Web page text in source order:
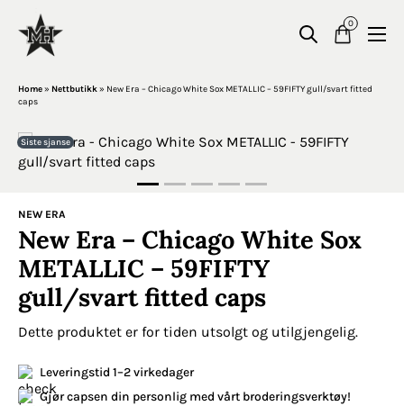
0
Home» Nettbutikk» New Era – Chicago White Sox METALLIC – 59FIFTY gull/svart fitted
caps
Siste sjanse
NEW ERA
New Era – Chicago White Sox
METALLIC – 59FIFTY
gull/svart fitted caps
Dette produktet er for tiden utsolgt og utilgjengelig.
Leveringstid 1–2 virkedager
Gjør capsen din personlig med vårt broderingsverktøy!